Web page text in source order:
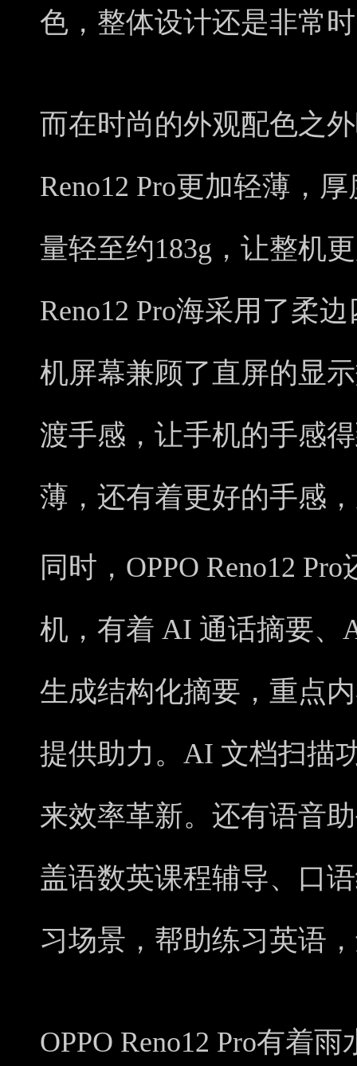
色，整体设计还是非常
而在时尚的外观配色之
Reno12 Pro更加轻薄，
量轻至约183g，让整机
Reno12 Pro海采用了柔
机屏幕兼顾了直屏的显
渡手感，让手机的手感
薄，还有着更好的手感
同时，OPPO Reno12
机，有着 AI 通话摘要、
生成结构化摘要，重点
提供助力。AI 文档扫描
来效率革新。还有语音
盖语数英课程辅导、口
习场景，帮助练习英语
OPPO Reno12 Pro有着